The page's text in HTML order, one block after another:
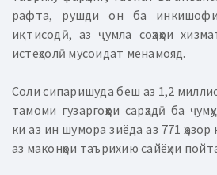
рафта, рушди он ба инкишофи
иқтисодӣ, аз ҷумла соҳаҳои
истеҳсолӣ мусоидат менамояд.
Соли сипаришуда беш аз 1,2
тамоми гузаргоҳҳои сарҳадӣ ба
ки аз ин шумора зиёда аз 771
аз маконҳои таърихию сайёҳии